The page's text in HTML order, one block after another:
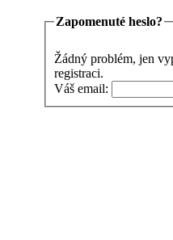
Zapomenuté heslo?
Žádný problém, jen
registraci.
Váš email: